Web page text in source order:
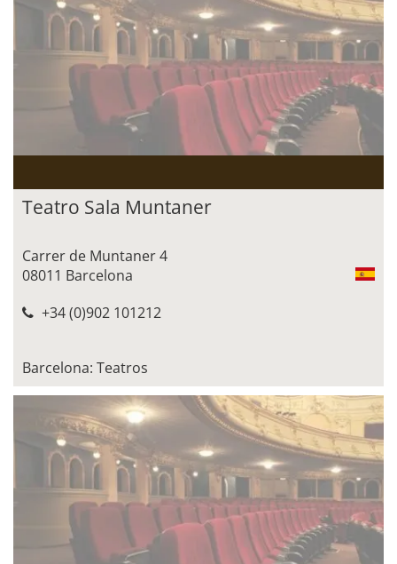
Teatro Sala Muntaner
Carrer de Muntaner 4
08011 Barcelona
+34 (0)902 101212
Barcelona: Teatros